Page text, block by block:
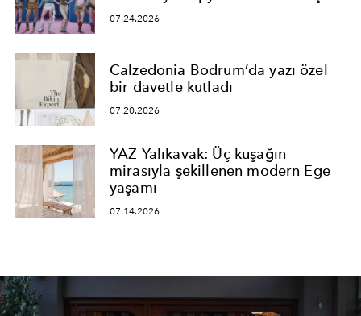
07.24.2026
Calzedonia Bodrum’da yazı özel
bir davetle kutladı
07.20.2026
YAZ Yalıkavak: Üç kuşağın
mirasıyla şekillenen modern Ege
yaşamı
07.14.2026